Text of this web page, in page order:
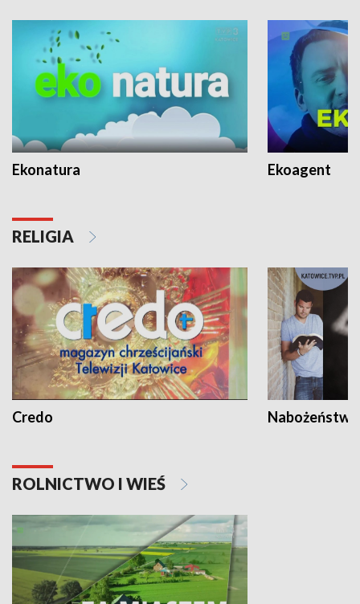
Ekonatura Ekoagent
RELIGIA
Credo
ROLNICTWO I WIEŚ